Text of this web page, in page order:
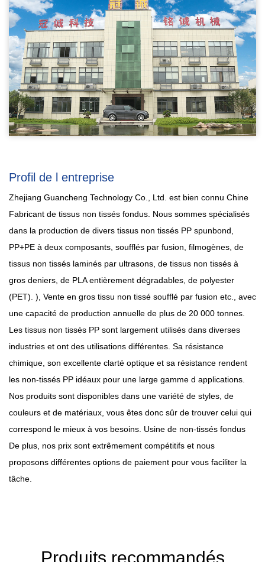
Profil de l entreprise
Zhejiang Guancheng Technology Co., Ltd. est bien connu Chine
Fabricant de tissus non tissés fondus. Nous sommes spécialisés
dans la production de divers tissus non tissés PP spunbond,
PP+PE à deux composants, soufflés par fusion, filmogènes, de
tissus non tissés laminés par ultrasons, de tissus non tissés à
gros deniers, de PLA entièrement dégradables, de polyester
(PET). ), Vente en gros tissu non tissé soufflé par fusion etc., avec
une capacité de production annuelle de plus de 20 000 tonnes.
Les tissus non tissés PP sont largement utilisés dans diverses
industries et ont des utilisations différentes. Sa résistance
chimique, son excellente clarté optique et sa résistance rendent
les non-tissés PP idéaux pour une large gamme d applications.
Nos produits sont disponibles dans une variété de styles, de
couleurs et de matériaux, vous êtes donc sûr de trouver celui qui
correspond le mieux à vos besoins. Usine de non-tissés fondus
De plus, nos prix sont extrêmement compétitifs et nous
proposons différentes options de paiement pour vous faciliter la
tâche.
Produits recommandés